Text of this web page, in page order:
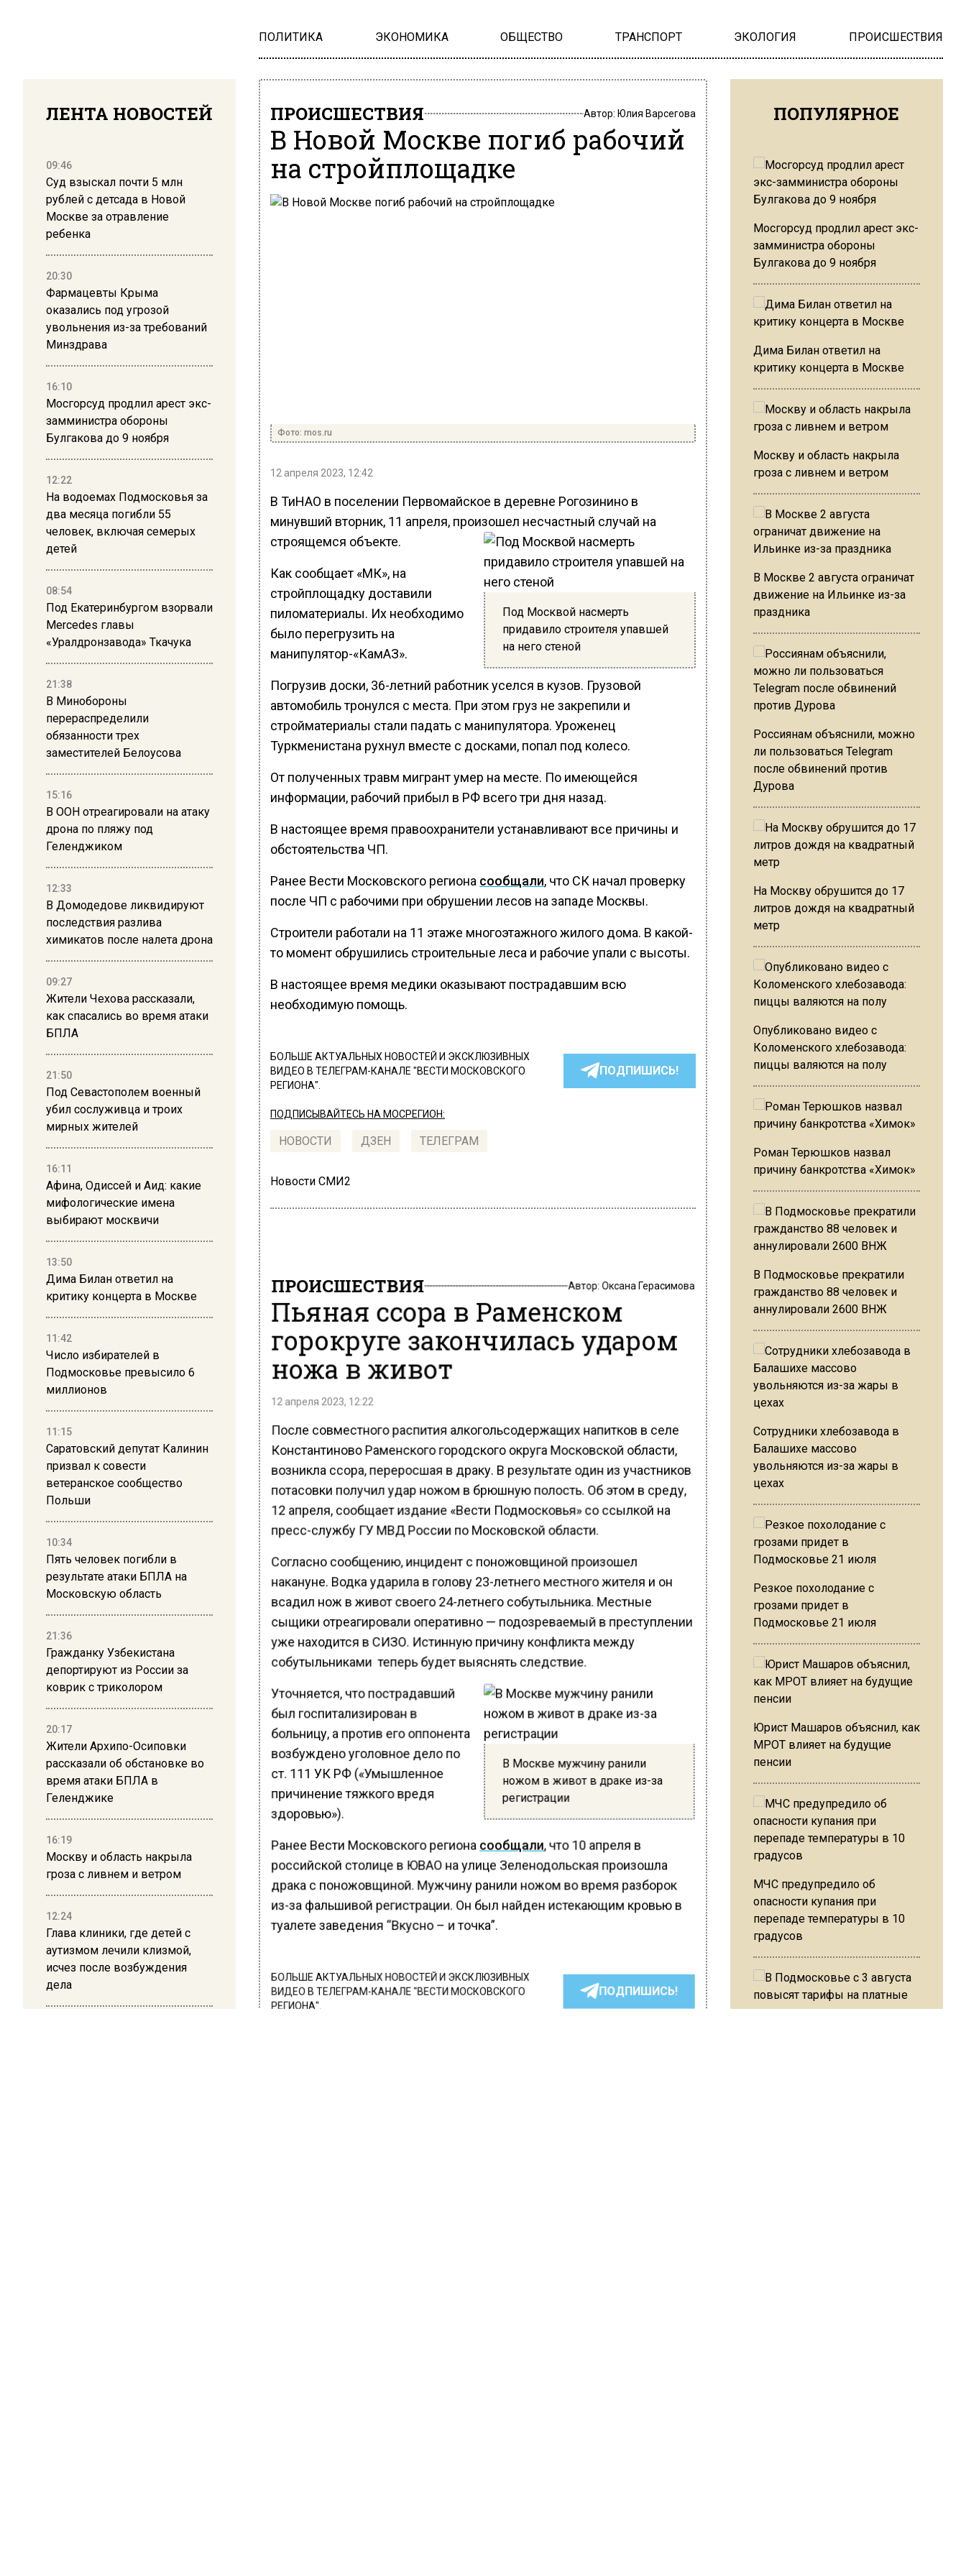
ПОЛИТИКА ЭКОНОМИКА ОБЩЕСТВО ТРАНСПОРТ ЭКОЛОГИЯ ПРОИСШЕСТВИЯ
ЛЕНТА НОВОСТЕЙ
09:46
Суд взыскал почти 5 млн
рублей с детсада в Новой
Москве за отравление
ребенка
20:30
Фармацевты Крыма
оказались под угрозой
увольнения из-за требований
Минздрава
16:10
Мосгорсуд продлил арест экс-
замминистра обороны
Булгакова до 9 ноября
12:22
На водоемах Подмосковья за
два месяца погибли 55
человек, включая семерых
детей
08:54
Под Екатеринбургом взорвали
Mercedes главы
«Уралдронзавода» Ткачука
21:38
В Минобороны
перераспределили
обязанности трех
заместителей Белоусова
15:16
В ООН отреагировали на атаку
дрона по пляжу под
Геленджиком
12:33
В Домодедове ликвидируют
последствия разлива
химикатов после налета дрона
09:27
Жители Чехова рассказали,
как спасались во время атаки
БПЛА
21:50
Под Севастополем военный
убил сослуживца и троих
мирных жителей
16:11
Афина, Одиссей и Аид: какие
мифологические имена
выбирают москвичи
13:50
Дима Билан ответил на
критику концерта в Москве
11:42
Число избирателей в
Подмосковье превысило 6
миллионов
11:15
Саратовский депутат Калинин
призвал к совести
ветеранское сообщество
Польши
10:34
Пять человек погибли в
результате атаки БПЛА на
Московскую область
21:36
Гражданку Узбекистана
депортируют из России за
коврик с триколором
20:17
Жители Архипо-Осиповки
рассказали об обстановке во
время атаки БПЛА в
Геленджике
16:19
Москву и область накрыла
гроза с ливнем и ветром
12:24
Глава клиники, где детей с
аутизмом лечили клизмой,
исчез после возбуждения
дела
ПРОИСШЕСТВИЯ Автор: Юлия Варсегова
В Новой Москве погиб рабочий
на стройплощадке
Фото: mos.ru
12 апреля 2023, 12:42
В ТиНАО в поселении Первомайское в деревне Рогозинино в
минувший вторник, 11 апреля, произошел несчастный случай на
строящемся объекте.
Под Москвой насмерть
придавило строителя упавшей
на него стеной
Как сообщает «МК», на
стройплощадку доставили
пиломатериалы. Их необходимо
было перегрузить на
манипулятор-«КамАЗ».
Погрузив доски, 36-летний работник уселся в кузов. Грузовой
автомобиль тронулся с места. При этом груз не закрепили и
стройматериалы стали падать с манипулятора. Уроженец
Туркменистана рухнул вместе с досками, попал под колесо.
От полученных травм мигрант умер на месте. По имеющейся
информации, рабочий прибыл в РФ всего три дня назад.
В настоящее время правоохранители устанавливают все причины и
обстоятельства ЧП.
Ранее Вести Московского региона сообщали, что СК начал проверку
после ЧП с рабочими при обрушении лесов на западе Москвы.
Строители работали на 11 этаже многоэтажного жилого дома. В какой-
то момент обрушились строительные леса и рабочие упали с высоты.
В настоящее время медики оказывают пострадавшим всю
необходимую помощь.
БОЛЬШЕ АКТУАЛЬНЫХ НОВОСТЕЙ И ЭКСКЛЮЗИВНЫХ
ВИДЕО В ТЕЛЕГРАМ-КАНАЛЕ "ВЕСТИ МОСКОВСКОГО
РЕГИОНА".
ПОДПИШИСЬ!
ПОДПИСЫВАЙТЕСЬ НА МОСРЕГИОН:
НОВОСТИ ДЗЕН ТЕЛЕГРАМ
Новости СМИ2
ПРОИСШЕСТВИЯ Автор:Оксана Герасимова
Пьяная ссора в Раменском
горокруге закончилась ударом
ножа в живот
12 апреля 2023, 12:22
После совместного распития алкогольсодержащих напитков в селе
Константиново Раменского городского округа Московской области,
возникла ссора, переросшая в драку. В результате один из участников
потасовки получил удар ножом в брюшную полость. Об этом в среду,
12 апреля, сообщает издание «Вести Подмосковья» со ссылкой на
пресс-службу ГУ МВД России по Московской области.
Согласно сообщению, инцидент с поножовщиной произошел
накануне. Водка ударила в голову 23-летнего местного жителя и он
всадил нож в живот своего 24-летнего собутыльника. Местные
сыщики отреагировали оперативно — подозреваемый в преступлении
уже находится в СИЗО. Истинную причину конфликта между
собутыльниками теперь будет выяснять следствие.
В Москве мужчину ранили
ножом в живот в драке из-за
регистрации
Уточняется, что пострадавший
был госпитализирован в
больницу, а против его оппонента
возбуждено уголовное дело по
ст. 111 УК РФ («Умышленное
причинение тяжкого вредя
здоровью»).
Ранее Вести Московского региона сообщали, что 10 апреля в
российской столице в ЮВАО на улице Зеленодольская произошла
драка с поножовщиной. Мужчину ранили ножом во время разборок
из-за фальшивой регистрации. Он был найден истекающим кровью в
туалете заведения “Вкусно – и точка”.
БОЛЬШЕ АКТУАЛЬНЫХ НОВОСТЕЙ И ЭКСКЛЮЗИВНЫХ
ВИДЕО В ТЕЛЕГРАМ-КАНАЛЕ "ВЕСТИ МОСКОВСКОГО
РЕГИОНА".
ПОДПИШИСЬ!
ПОПУЛЯРНОЕ
Мосгорсуд продлил арест экс-
замминистра обороны
Булгакова до 9 ноября
Дима Билан ответил на
критику концерта в Москве
Москву и область накрыла
гроза с ливнем и ветром
В Москве 2 августа ограничат
движение на Ильинке из-за
праздника
Россиянам объяснили, можно
ли пользоваться Telegram
после обвинений против
Дурова
На Москву обрушится до 17
литров дождя на квадратный
метр
Опубликовано видео с
Коломенского хлебозавода:
пиццы валяются на полу
Роман Терюшков назвал
причину банкротства «Химок»
В Подмосковье прекратили
гражданство 88 человек и
аннулировали 2600 ВНЖ
Сотрудники хлебозавода в
Балашихе массово
увольняются из-за жары в
цехах
Резкое похолодание с
грозами придет в
Подмосковье 21 июля
Юрист Машаров объяснил, как
МРОТ влияет на будущие
пенсии
МЧС предупредило об
опасности купания при
перепаде температуры в 10
градусов